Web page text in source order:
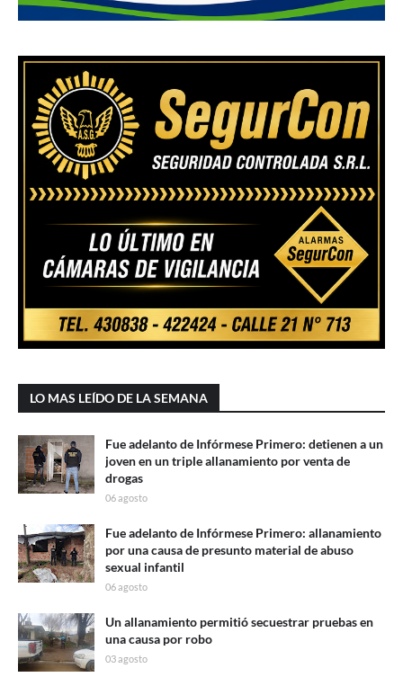
LO MAS LEÍDO DE LA SEMANA
Fue adelanto de Infórmese Primero: detienen a un
joven en un triple allanamiento por venta de
drogas
06 agosto
Fue adelanto de Infórmese Primero: allanamiento
por una causa de presunto material de abuso
sexual infantil
06 agosto
Un allanamiento permitió secuestrar pruebas en
una causa por robo
03 agosto